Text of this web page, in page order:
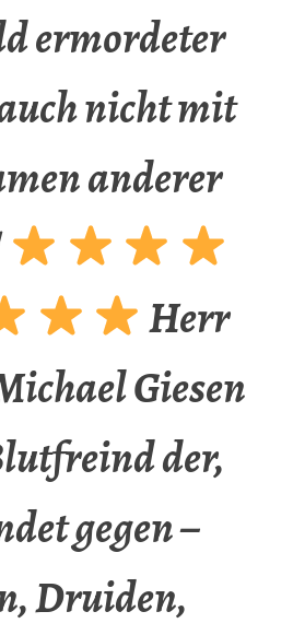
ermordeter
nicht mit
anderer
Herr
Giesen
der,
gegen –
Druiden,